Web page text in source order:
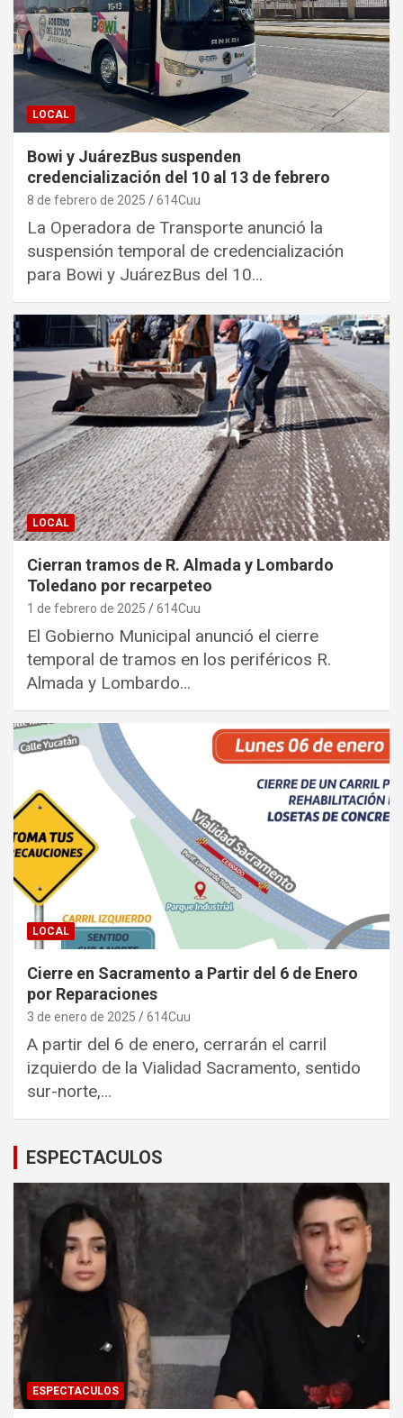
LOCAL
Bowi y JuárezBus suspenden
credencialización del 10 al 13 de febrero
8 de febrero de 2025 614Cuu
La Operadora de Transporte anunció la
suspensión temporal de credencialización
para Bowi y JuárezBus del 10…
LOCAL
Cierran tramos de R. Almada y Lombardo
Toledano por recarpeteo
1 de febrero de 2025 614Cuu
El Gobierno Municipal anunció el cierre
temporal de tramos en los periféricos R.
Almada y Lombardo…
LOCAL
Cierre en Sacramento a Partir del 6 de Enero
por Reparaciones
3 de enero de 2025 614Cuu
A partir del 6 de enero, cerrarán el carril
izquierdo de la Vialidad Sacramento, sentido
sur-norte,…
ESPECTACULOS
ESPECTACULOS